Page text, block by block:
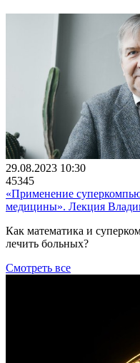
29.08.2023 10:30
45345
«Применение
медицины». Лекция
Как математика и
лечить больных?
Смотреть все